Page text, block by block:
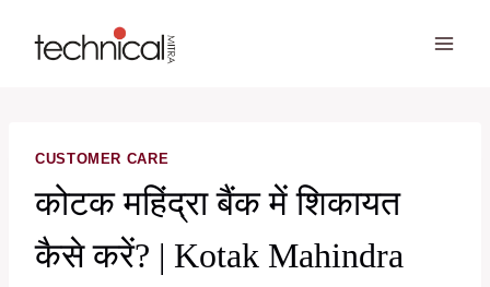
CUSTOMER CARE
कोटक महिंद्रा बैंक में शिकायत
कैसे करें? | Kotak Mahindra